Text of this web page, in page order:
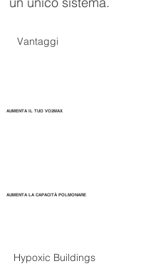
Hypoxic Buildings
Vantaggi
AUMENTA IL TUO VO2MAX
AUMENTA LA CAPACITÀ POLMONARE